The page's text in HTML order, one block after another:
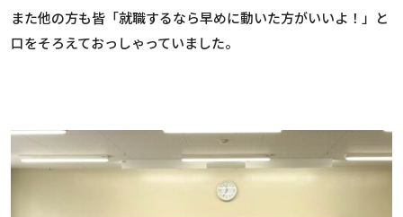
また他の方も皆「就職するなら早めに動いた方がいいよ！」と
口をそろえておっしゃっていました。